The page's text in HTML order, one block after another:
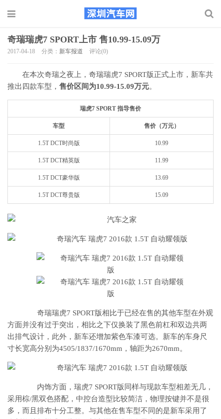
奇瑞瑞虎7 SPORT上市 售10.99-15.09万
2017-04-18 分类： 新车报道 评论(0)
在本次奇瑞之夜上，奇瑞瑞虎7 SPORT版正式上市，新车共
推出四款车型， 售价区间为10.99-15.09万元。
瑞虎7 SPORT 指导售价
车型 售价（万元）
1.5T DCT时尚版 10.99
1.5T DCT精英版 11.99
1.5T DCT豪华版 13.69
1.5T DCT尊贵版 15.09
奇瑞瑞虎7 SPORT版相比于已经在售的其他车型在外观
方面并没有过于突出，相比之下仅换装了黑色前杠和双边共两
出排气设计，此外，新车还增加紫色车漆可选。新车的车身尺
寸长宽高分别为4505/1837/1670mm，轴距为2670mm。
内饰方面，瑞虎7 SPORT版同样与现款车型相差无几，
采用棕/黑双色搭配，中控台造型比较简洁，物理按键并不是很
多，而且排布十分工整。与其他在售车型不同的是新车采用了